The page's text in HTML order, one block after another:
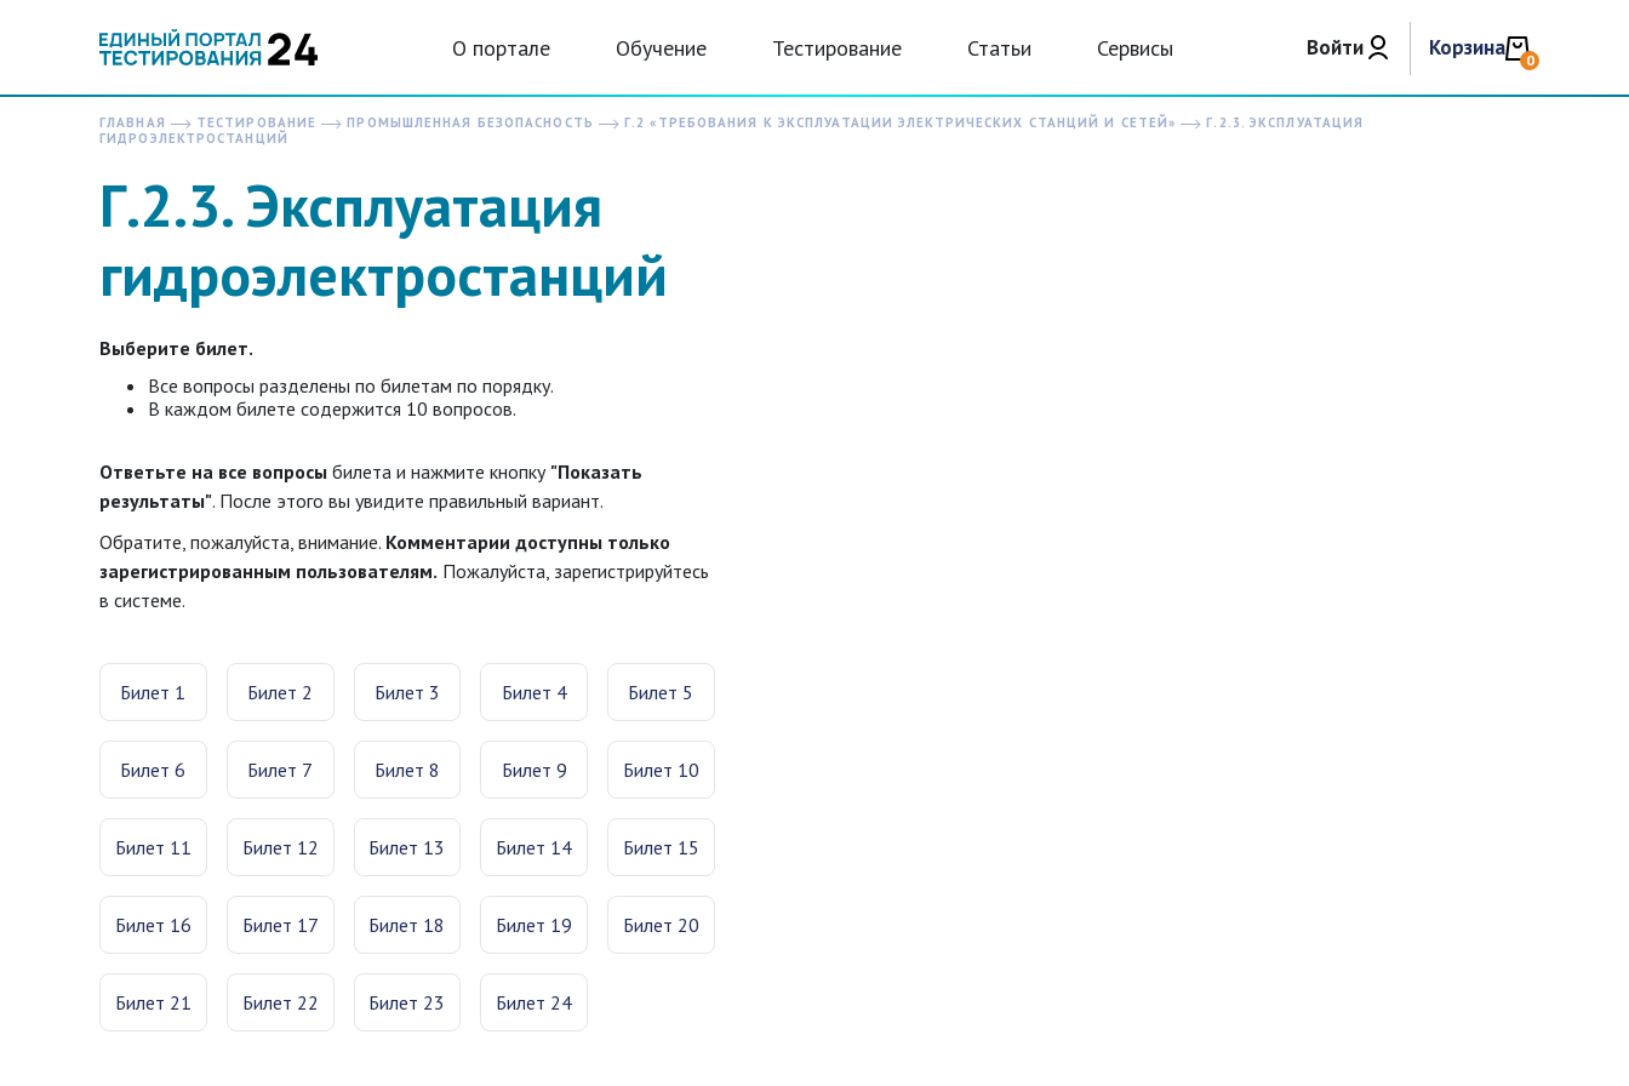
О портале Обучение Тестирование Статьи Сервисы Войти Корзина 0
ГЛАВНАЯ ТЕСТИРОВАНИЕ ПРОМЫШЛЕННАЯ БЕЗОПАСНОСТЬ Г.2 «ТРЕБОВАНИЯ К ЭКСПЛУАТАЦИИ ЭЛЕКТРИЧЕСКИХ СТАНЦИЙ И СЕТЕЙ»
Г.2.3. ЭКСПЛУАТАЦИЯ
ГИДРОЭЛЕКТРОСТАНЦИЙ
Г.2.3. Эксплуатация
гидроэлектростанций
Выберите билет.
Все вопросы разделены по билетам по порядку.
В каждом билете содержится 10 вопросов.
Ответьте на все вопросы билета и нажмите кнопку "Показать
результаты". После этого вы увидите правильный вариант.
Обратите, пожалуйста, внимание. Комментарии доступны только
зарегистрированным пользователям. Пожалуйста, зарегистрируйтесь
в системе.
Билет 1 Билет 2 Билет 3 Билет 4 Билет 5
Билет 6 Билет 7 Билет 8 Билет 9 Билет 10
Билет 11 Билет 12 Билет 13 Билет 14 Билет 15
Билет 16 Билет 17 Билет 18 Билет 19 Билет 20
Билет 21 Билет 22 Билет 23 Билет 24